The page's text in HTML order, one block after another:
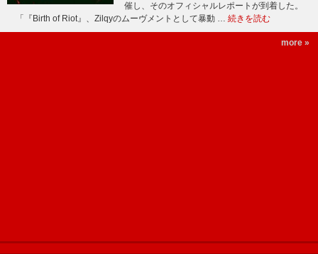
催し、そのオフィシャルレポートが到着した。
「『Birth of Riot』、Zilqyのムーヴメントとして暴動 … 続きを読む
more »